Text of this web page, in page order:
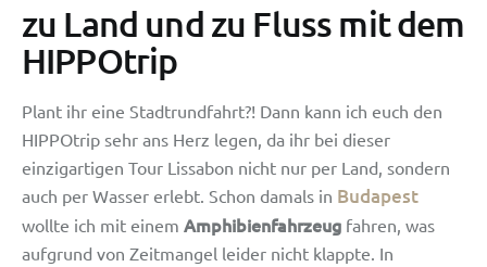
zu Land und zu Fluss mit dem
HIPPOtrip
Plant ihr eine Stadtrundfahrt?! Dann kann ich euch den
HIPPOtrip sehr ans Herz legen, da ihr bei dieser
einzigartigen Tour Lissabon nicht nur per Land, sondern
auch per Wasser erlebt. Schon damals in Budapest
wollte ich mit einem Amphibienfahrzeug fahren, was
aufgrund von Zeitmangel leider nicht klappte. In